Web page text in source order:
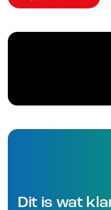
Dit is wat